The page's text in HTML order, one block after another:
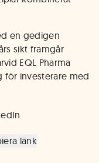
en gedigen
sikt framgår
EQL Pharma
för investerare med
länk